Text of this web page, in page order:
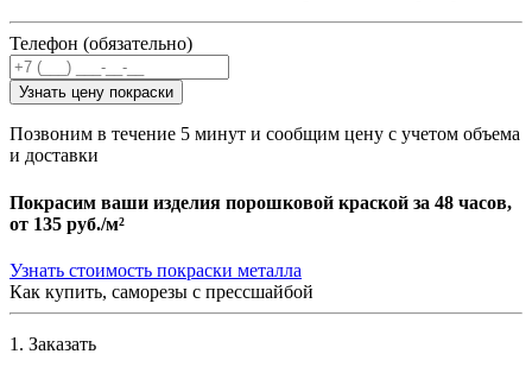
Телефон (обязательно)
Узнать цену покраски
Позвоним в течение 5 минут и сообщим цену с учетом объема
и доставки
Покрасим ваши изделия порошковой краской за 48 часов,
от 135 руб./м²
Узнать стоимость покраски металла
Как купить, саморезы с прессшайбой
1. Заказать